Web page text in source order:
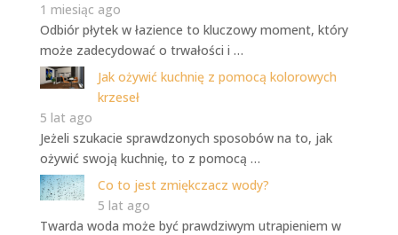
1 miesiąc ago
Odbiór płytek w łazience to kluczowy moment, który
może zadecydować o trwałości i …
Jak ożywić kuchnię z pomocą kolorowych
krzeseł
5 lat ago
Jeżeli szukacie sprawdzonych sposobów na to, jak
ożywić swoją kuchnię, to z pomocą …
Co to jest zmiękczacz wody?
5 lat ago
Twarda woda może być prawdziwym utrapieniem w